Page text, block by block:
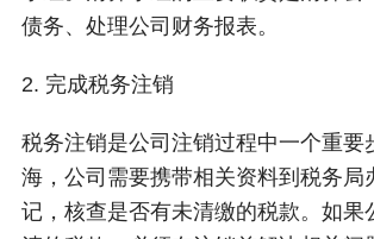
债务、处理公司财务报表。
2. 完成税务注销
税务注销是公司注销过程中一个重要
海，公司需要携带相关资料到税务局
记，核查是否有未清缴的税款。如果